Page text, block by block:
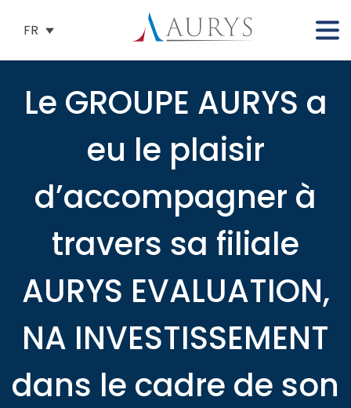
FR
Le GROUPE AURYS a
eu le plaisir
d’accompagner à
travers sa filiale
AURYS EVALUATION,
NA INVESTISSEMENT
dans le cadre de son